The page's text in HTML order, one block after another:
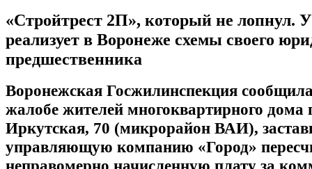
«Стройтрест 2П», который не лопнул.
реализует в Воронеже схемы своего
предшественника
Воронежская Госжилинспекция
жалобе жителей многоквартирного дома
Иркутская, 70 (микрорайон ВАИ),
управляющую компанию «Город»